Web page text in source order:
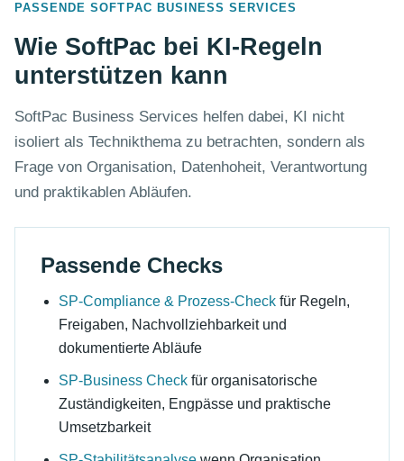
PASSENDE SOFTPAC BUSINESS SERVICES
Wie SoftPac bei KI-Regeln
unterstützen kann
SoftPac Business Services helfen dabei, KI nicht
isoliert als Technikthema zu betrachten, sondern als
Frage von Organisation, Datenhoheit, Verantwortung
und praktikablen Abläufen.
Passende Checks
SP-Compliance & Prozess-Check für Regeln,
Freigaben, Nachvollziehbarkeit und
dokumentierte Abläufe
SP-Business Check für organisatorische
Zuständigkeiten, Engpässe und praktische
Umsetzbarkeit